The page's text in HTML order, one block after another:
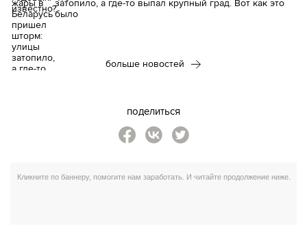
затопило, а где-то выпал крупный град. Вот как это
было
больше новостей
поделиться